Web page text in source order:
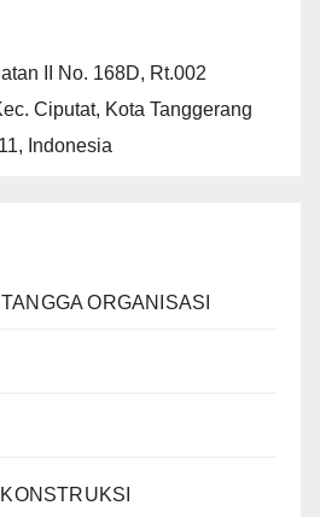
II No. 168D, Rt.002
Ciputat, Kota Tanggerang
Indonesia
ORGANISASI